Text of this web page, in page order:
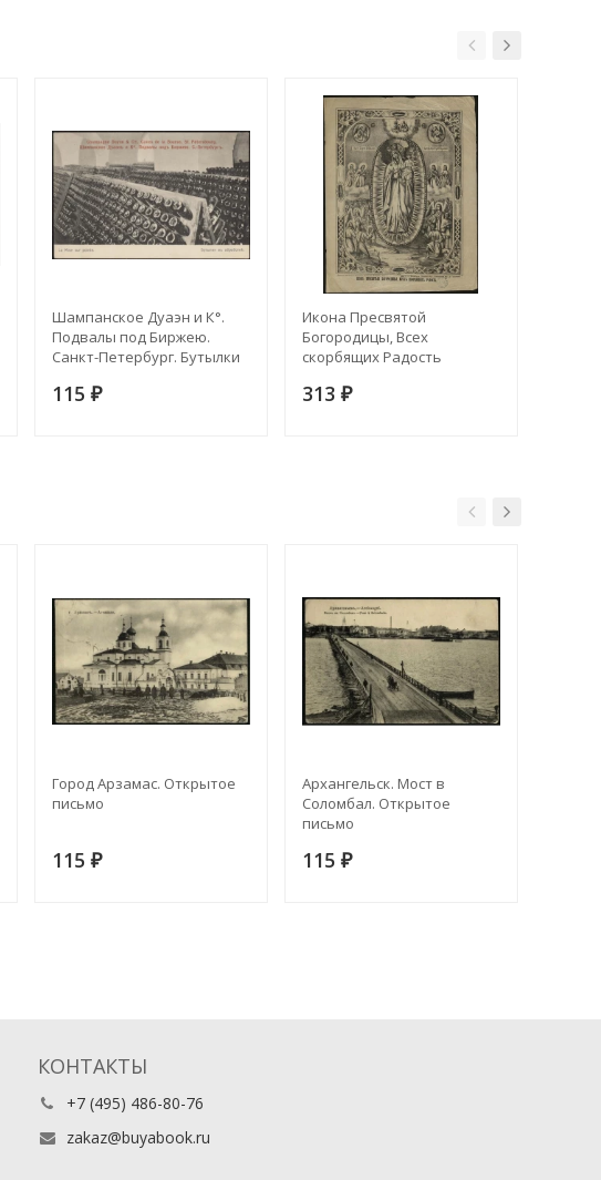
Шампанское Дуаэн и К°.
Подвалы под Биржею.
Санкт-Петербург. Бутылки
письмо
115 ₽
Икона Пресвятой
Богородицы, Всех
скорбящих Радость
313 ₽
Город Арзамас. Открытое
письмо
115 ₽
Архангельск. Мост в
Соломбал. Открытое
письмо
115 ₽
КОНТАКТЫ
+7 (495) 486-80-76
zakaz@buyabook.ru